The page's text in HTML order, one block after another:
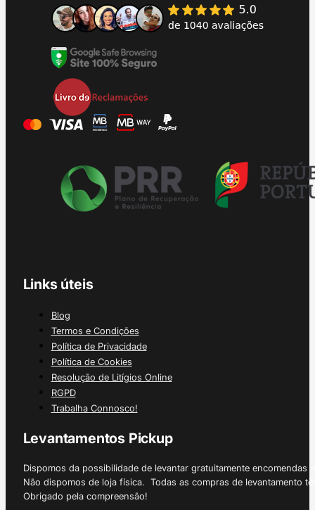
Links úteis
Blog
Termos e Condições
Política de Privacidade
Política de Cookies
Resolução de Litígios Online
RGPD
Trabalha Connosco!
Levantamentos Pickup
Dispomos da possibilidade de levantar gratuitamente
Não dispomos de loja física. Todas as compras de levantamento
Obrigado pela compreensão!